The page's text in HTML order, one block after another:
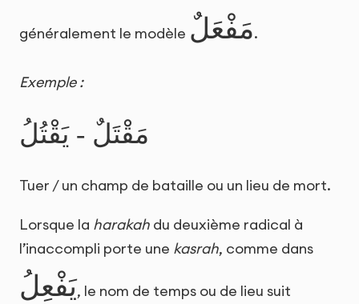
généralement le modèle مَفْعَلٌ.
Exemple :
مَقْتَلٌ - يَقْتُلُ
Tuer / un champ de bataille ou un lieu de mort.
Lorsque la harakah du deuxième radical à
l’inaccompli porte une kasrah, comme dans
يَفْعِلُ, le nom de temps ou de lieu suit